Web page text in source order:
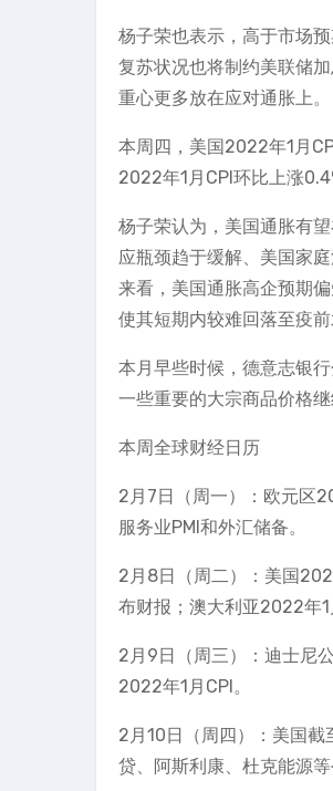
杨子荣也表示，高于市场
复苏状况也将制约美联储
重心更多放在应对通胀上。
本周四，美国2022年1月
2022年1月CPI环比上涨
杨子荣认为，美国通胀有
应瓶颈趋于缓解、美国家
来看，美国通胀高企预期
使其短期内较难回落至疫前
本月早些时候，德意志银
一些重要的大宗商品价格
本周全球财经日历
2月7日（周一）：欧元区
服务业PMI和外汇储备。
2月8日（周二）：美国
布财报；澳大利亚2022年1
2月9日（周三）：迪士尼
2022年1月CPI。
2月10日（周四）：美国
贷、阿斯利康、杜克能源